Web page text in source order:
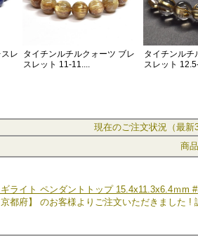
レ
タイチンルチルクォーツ ブレ
スレット 11-11....
タイチンルチ
スレット 12.5-